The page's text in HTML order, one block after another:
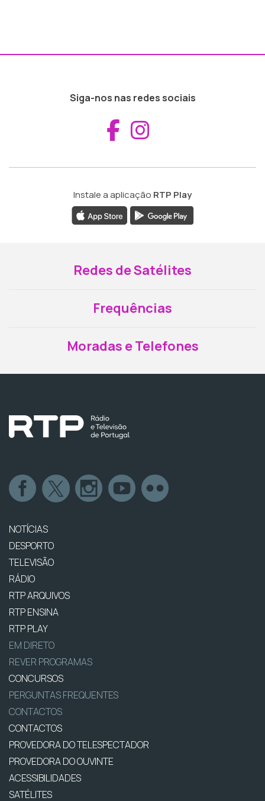
Siga-nos nas redes sociais
Aceder ao
Instale a aplicação RTP Play
Redes de Satélites
Frequências
Moradas e Telefones
NOTÍCIAS
DESPORTO
TELEVISÃO
RÁDIO
RTP ARQUIVOS
RTP ENSINA
RTP PLAY
EM DIRETO
REVER PROGRAMAS
CONCURSOS
PERGUNTAS FREQUENTES
CONTACTOS
CONTACTOS
PROVEDORA DO TELESPECTADOR
PROVEDORA DO OUVINTE
ACESSIBILIDADES
SATÉLITES